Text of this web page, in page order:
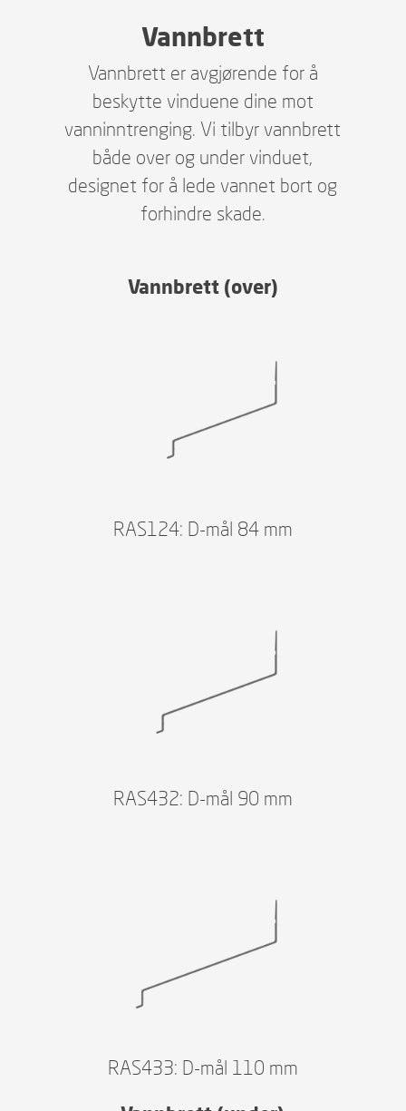
Vannbrett
Vannbrett er avgjørende for å
beskytte vinduene dine mot
vanninntrenging. Vi tilbyr vannbrett
både over og under vinduet,
designet for å lede vannet bort og
forhindre skade.
Vannbrett (over)
RAS124: D-mål 84 mm
RAS432: D-mål 90 mm
RAS433: D-mål 110 mm